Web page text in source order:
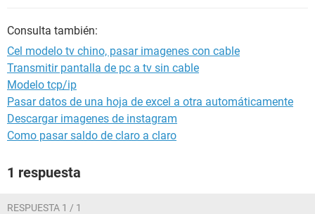
Consulta también:
Cel modelo tv chino, pasar imagenes con cable
Transmitir pantalla de pc a tv sin cable
Modelo tcp/ip
Pasar datos de una hoja de excel a otra automáticamente
Descargar imagenes de instagram
Como pasar saldo de claro a claro
1 respuesta
RESPUESTA 1 / 1